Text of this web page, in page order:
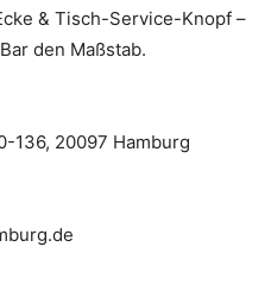
& Tisch-Service-Knopf –
den Maßstab.
136, 20097 Hamburg